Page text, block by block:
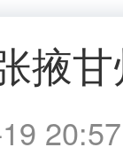
掖